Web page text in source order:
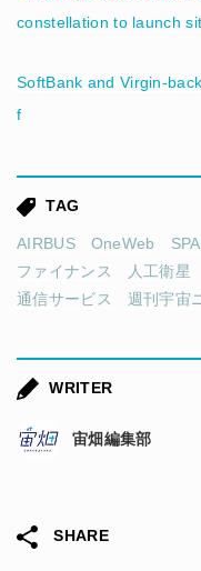
constellation to launch
SoftBank and Virgin-
f
TAG
AIRBUS OneWeb
ファイナンス
人工衛星
通信サービス
週刊宇宙
WRITER
宙畑編集部
SHARE